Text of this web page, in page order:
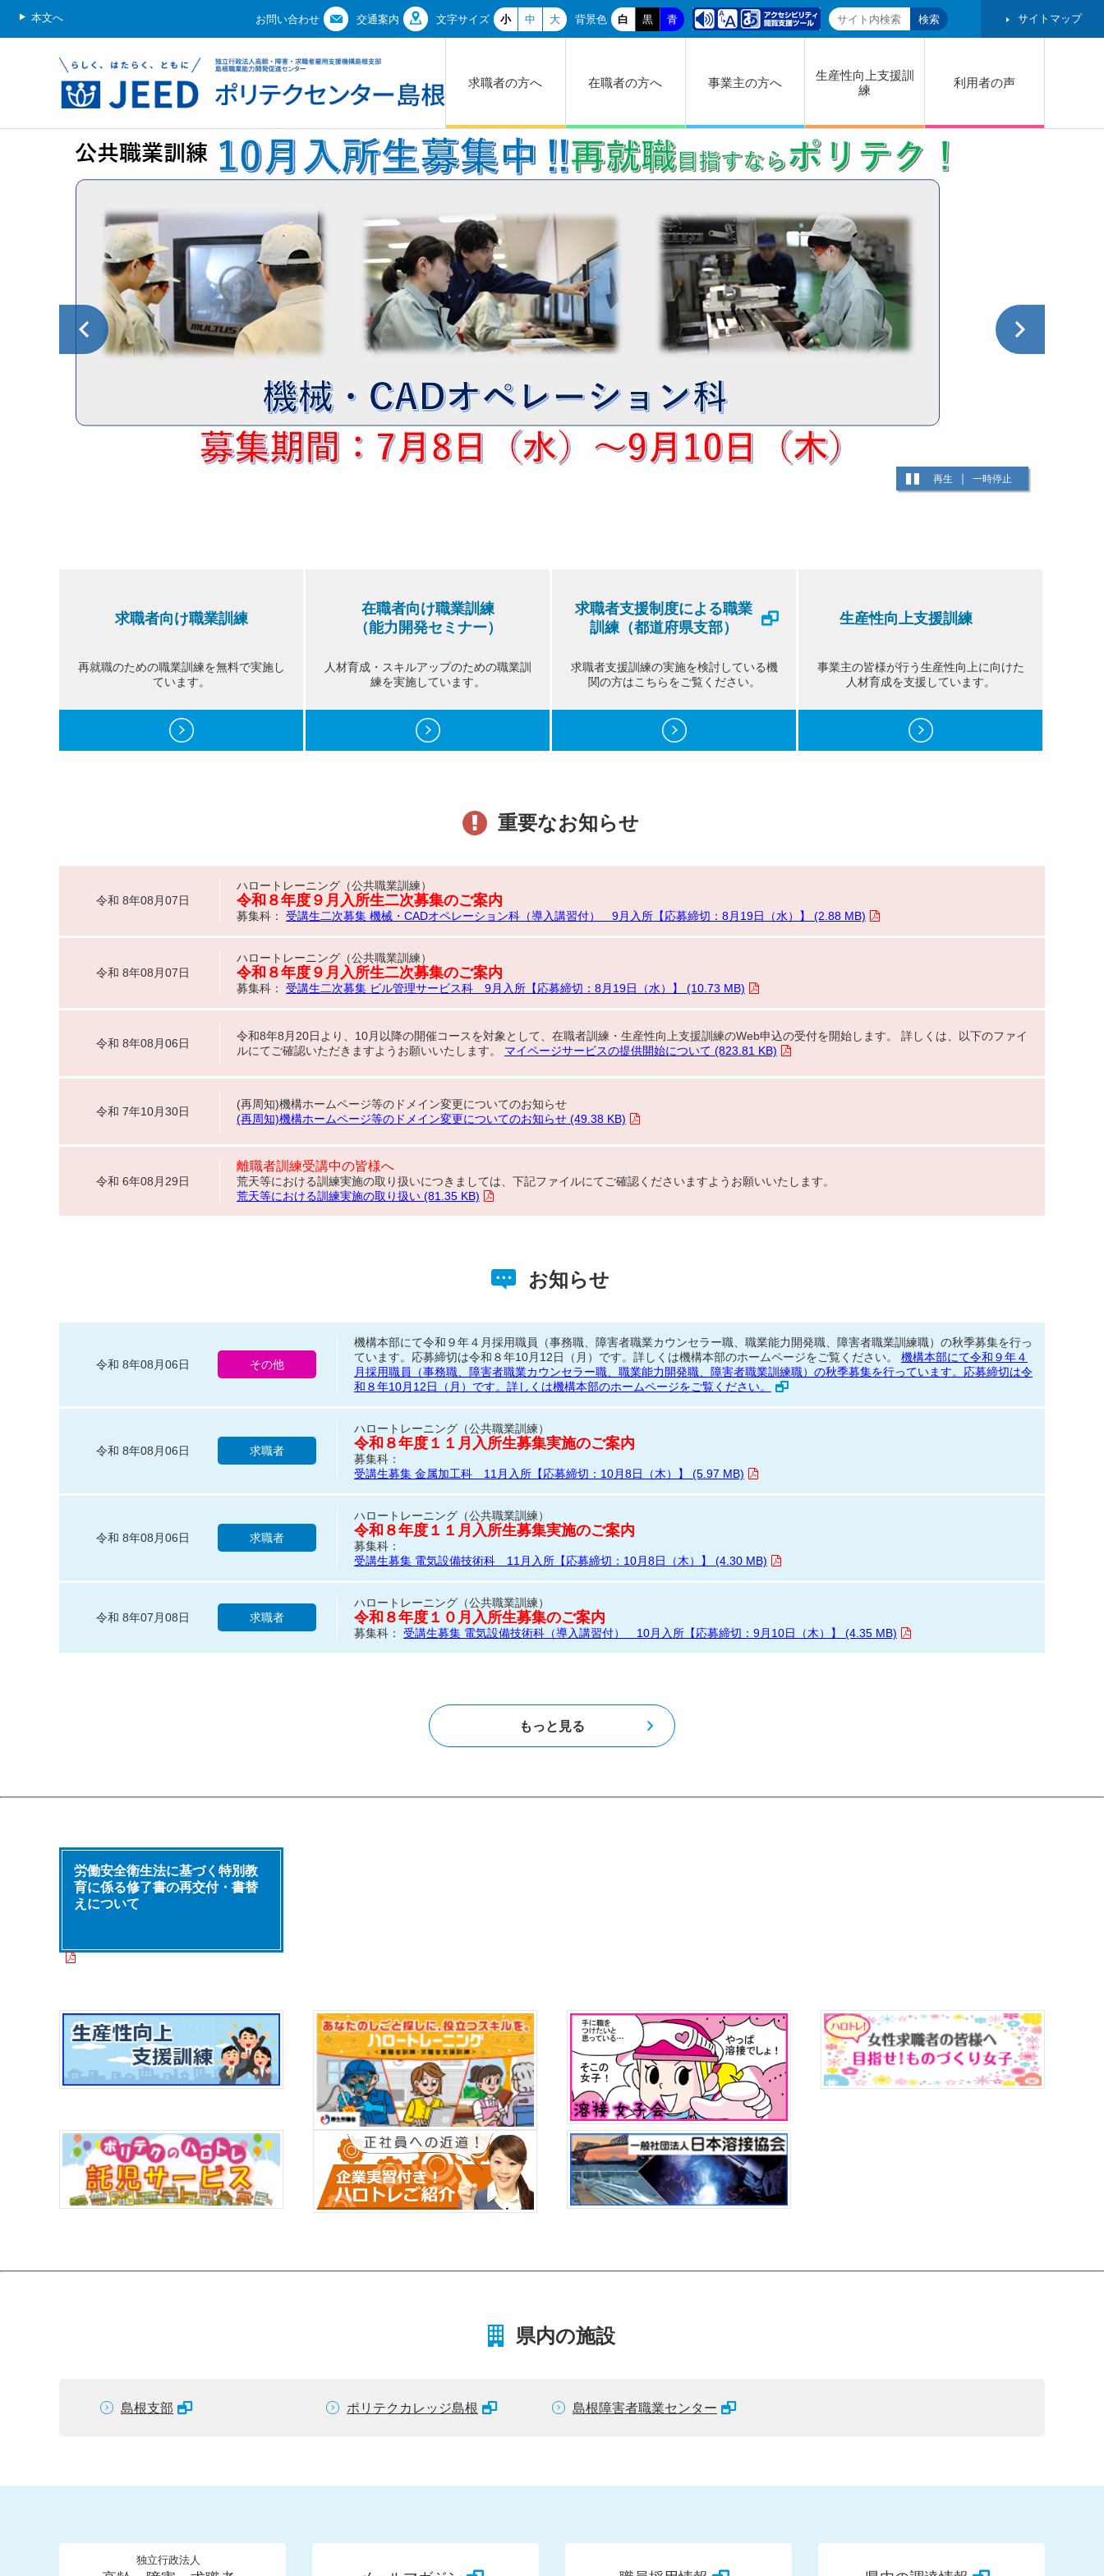
本文へ お問い合わせ 交通案内 文字サイズ 小 中 大 背景色 白 黒 青 サイトマップ
求職者の方へ 在職者の方へ 事業主の方へ
生産性向上支援訓
練
利用者の声
再生 一時停止
求職者向け職業訓練
再就職のための職業訓練を無料で実施し
ています。
在職者向け職業訓練
（能力開発セミナー）
人材育成・スキルアップのための職業訓
練を実施しています。
求職者支援制度による職業
訓練（都道府県支部）
求職者支援訓練の実施を検討している機
関の方はこちらをご覧ください。
生産性向上支援訓練
事業主の皆様が行う生産性向上に向けた
人材育成を支援しています。
重要なお知らせ
令和 8年08月07日
ハロートレーニング（公共職業訓練）
令和８年度９月入所生二次募集のご案内
募集科： 受講生二次募集 機械・CADオペレーション科（導入講習付） 9月入所【応募締切：8月19日（水）】 (2.88 MB)
令和 8年08月07日
ハロートレーニング（公共職業訓練）
令和８年度９月入所生二次募集のご案内
募集科： 受講生二次募集 ビル管理サービス科 9月入所【応募締切：8月19日（水）】 (10.73 MB)
令和 8年08月06日
令和8年8月20日より、10月以降の開催コースを対象として、在職者訓練・生産性向上支援訓練のWeb申込の受付を開始します。 詳しくは、以下のファイ
ルにてご確認いただきますようお願いいたします。 マイページサービスの提供開始について (823.81 KB)
令和 7年10月30日
(再周知)機構ホームページ等のドメイン変更についてのお知らせ
(再周知)機構ホームページ等のドメイン変更についてのお知らせ (49.38 KB)
令和 6年08月29日
離職者訓練受講中の皆様へ
荒天等における訓練実施の取り扱いにつきましては、下記ファイルにてご確認くださいますようお願いいたします。
荒天等における訓練実施の取り扱い (81.35 KB)
お知らせ
令和 8年08月06日 その他
機構本部にて令和９年４月採用職員（事務職、障害者職業カウンセラー職、職業能力開発職、障害者職業訓練職）の秋季募集を行っ
ています。応募締切は令和８年10月12日（月）です。詳しくは機構本部のホームページをご覧ください。
機構本部にて令和９年４
月採用職員（事務職、障害者職業カウンセラー職、職業能力開発職、障害者職業訓練職）の秋季募集を行っています。応募締切は令
和８年10月12日（月）です。詳しくは機構本部のホームページをご覧ください。
令和 8年08月06日 求職者
ハロートレーニング（公共職業訓練）
令和８年度１１月入所生募集実施のご案内
募集科：
受講生募集 金属加工科 11月入所【応募締切：10月8日（木）】 (5.97 MB)
令和 8年08月06日 求職者
ハロートレーニング（公共職業訓練）
令和８年度１１月入所生募集実施のご案内
募集科：
受講生募集 電気設備技術科 11月入所【応募締切：10月8日（木）】 (4.30 MB)
令和 8年07月08日 求職者
ハロートレーニング（公共職業訓練）
令和８年度１０月入所生募集のご案内
募集科： 受講生募集 電気設備技術科（導入講習付） 10月入所【応募締切：9月10日（木）】 (4.35 MB)
受講生募集 金属加工科（導入講習付） 10月入所【応募締切：9月10日（木）】 (6.03 MB)
ハロートレーニング（公共職業訓練）
令和 8年06月02日
理です。詳しくは機構本部のページをご覧ください。（春季募集は終了しました。）
令和 8年03月17日 その他
機構本部にて令和９年４月採用職員の募集を行っています。勤務地は全国の施設又は応募したエリア内の施設です。詳しくは機構本
部のページをご覧ください。 機構本部にて令和９年４月採用職員の募集を行っています。勤務地は全国の施設又は応募したエリア
内の施設です。詳しくは機構本部のページをご覧ください。
もっと見る
労働安全衛生法に基づく特別教
育に係る修了書の再交付・書替
えについて
県内の施設
島根支部 ポリテクカレッジ島根 島根障害者職業センター
独立行政法人